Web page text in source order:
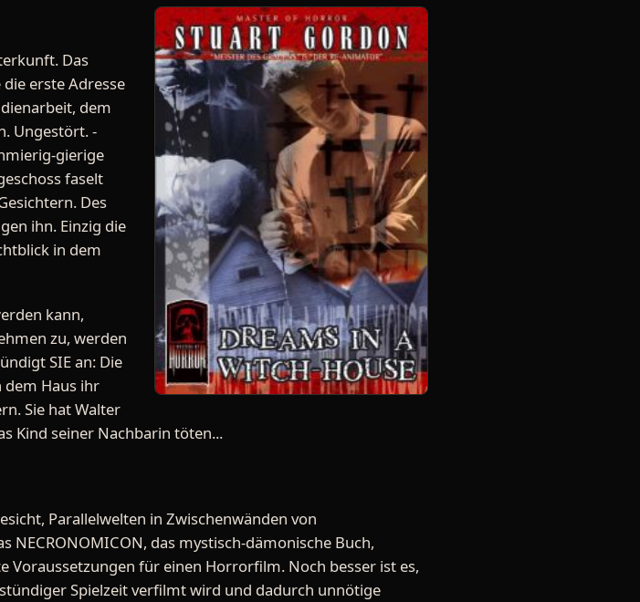
Das
erste Adresse
dem
Ungestört. -
gierige
faselt
Des
ihn. Einzig die
in dem
kann,
zu, werden
SIE an: Die
dem Haus ihr
Sie hat Walter
Kind seiner Nachbarin töten...
Parallelwelten in Zwischenwänden von
das mystisch-dämonische Buch,
Voraussetzungen für einen Horrorfilm. Noch besser ist es,
Spielzeit verfilmt wird und dadurch unnötige